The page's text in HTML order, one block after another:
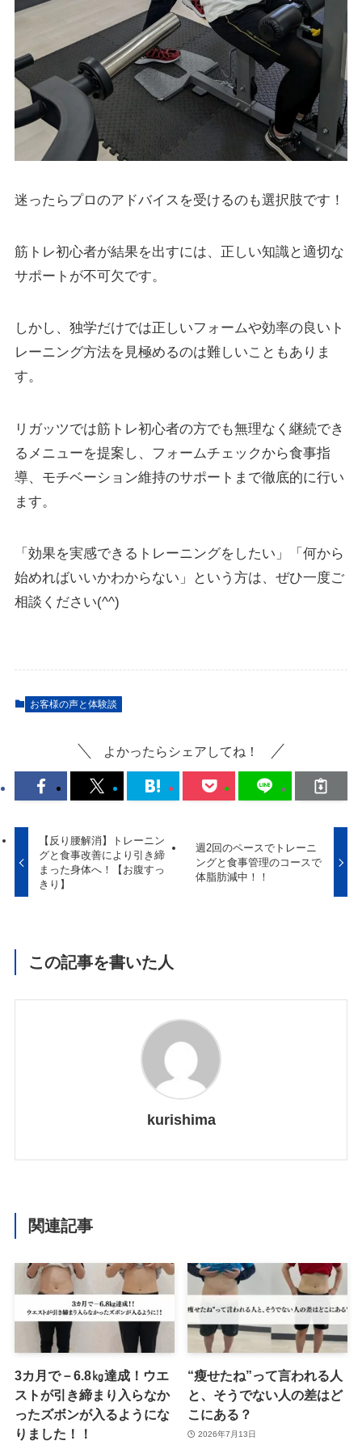
迷ったらプロのアドバイスを受けるのも選択肢です！
筋トレ初心者が結果を出すには、正しい知識と適切な
サポートが不可欠です。
しかし、独学だけでは正しいフォームや効率の良いト
レーニング方法を見極めるのは難しいこともありま
す。
リガッツでは筋トレ初心者の方でも無理なく継続でき
るメニューを提案し、フォームチェックから食事指
導、モチベーション維持のサポートまで徹底的に行い
ます。
「効果を実感できるトレーニングをしたい」「何から
始めればいいかわからない」という方は、ぜひ一度ご
相談ください(^^)
お客様の声と体験談
よかったらシェアしてね！
【反り腰解消】トレーニン
グと食事改善により引き締
まった身体へ！【お腹すっ
きり】
週2回のペースでトレーニ
ングと食事管理のコースで
体脂肪減中！！
この記事を書いた人
kurishima
関連記事
3カ月で－6.8㎏達成！ウエ
ストが引き締まり入らなか
ったズボンが入るようにな
りました！！
“瘦せたね”って言われる人
と、そうでない人の差はど
こにある？
2026年7月13日